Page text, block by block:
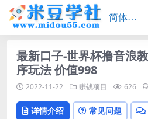
最新口子-世界杯撸音浪
序玩法 价值998
2022-11-22 赚钱项目 626
详情介绍 常见问题